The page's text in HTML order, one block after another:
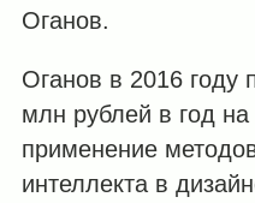
Оганов.
Оганов в 2016 году
млн рублей в год на
применение
интеллекта в